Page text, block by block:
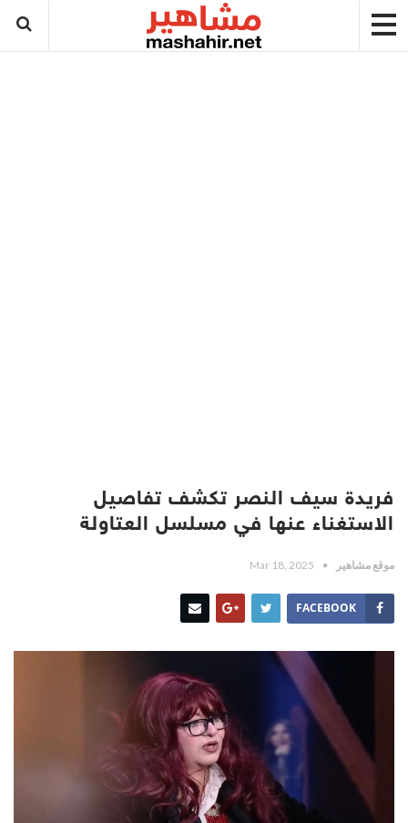
فريدة سيف النصر تكشف تفاصيل
الاستغناء عنها في مسلسل العتاولة
موقع مشاهير Mar 18, 2025
FACEBOOK